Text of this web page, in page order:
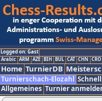
Logged on: Gast
Arabic ARM AZE BIH BUL CAT CHN CRO
Home TurnierDB
Turnierschach-Elozahl
Allgemeines Turnier